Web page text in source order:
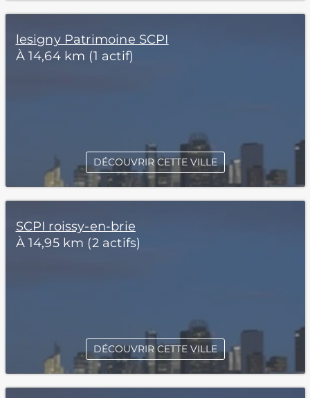
lesigny Patrimoine SCPI
À 14,64 km (1 actif)
DÉCOUVRIR CETTE VILLE
SCPI roissy-en-brie
À 14,95 km (2 actifs)
DÉCOUVRIR CETTE VILLE